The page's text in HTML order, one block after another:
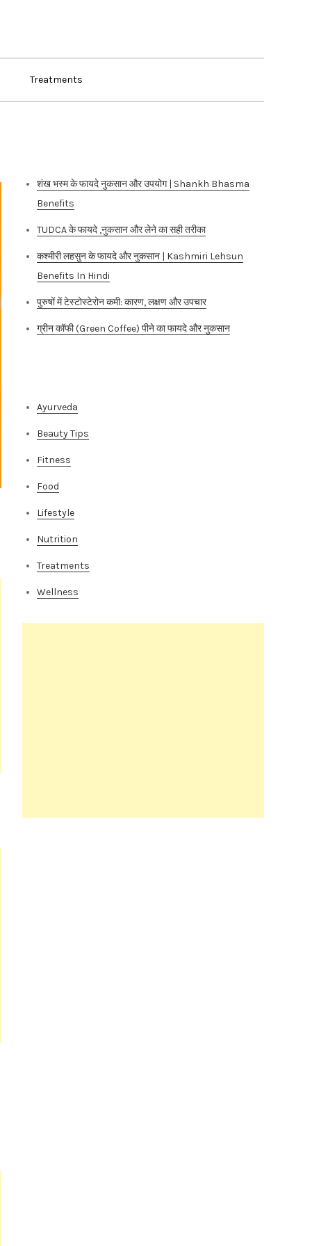
Treatments
शंख भस्म के फायदे नुकसान और उपयोग | Shankh Bhasma
Benefits
TUDCA के फायदे ,नुकसान और लेने का सही तरीका
कश्मीरी लहसुन के फायदे और नुकसान | Kashmiri Lehsun
Benefits In Hindi
पुरुषों में टेस्टोस्टेरोन कमी: कारण, लक्षण और उपचार
ग्रीन कॉफी (Green Coffee) पीने का फायदे और नुकसान
Ayurveda
Beauty Tips
Fitness
Food
Lifestyle
Nutrition
Treatments
Wellness